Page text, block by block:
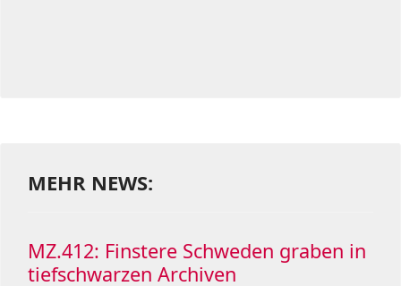
MEHR NEWS:
MZ.412: Finstere Schweden graben in
tiefschwarzen Archiven